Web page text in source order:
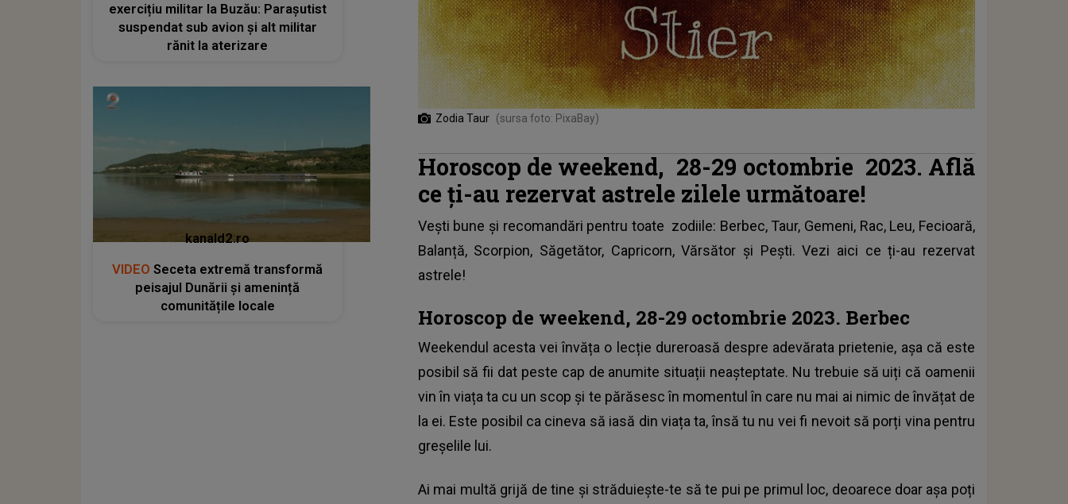
Zodia Taur (sursa foto: PixaBay)
Horoscop de weekend, 28-29 octombrie 2023. Află
ce ți-au rezervat astrele zilele următoare!
Vești bune și recomandări pentru toate zodiile: Berbec, Taur, Gemeni, Rac, Leu, Fecioară,
Balanță, Scorpion, Săgetător, Capricorn, Vărsător și Pești. Vezi aici ce ți-au rezervat
astrele!
Horoscop de weekend, 28-29 octombrie 2023. Berbec
Weekendul acesta vei învăța o lecție dureroasă despre adevărata prietenie, așa că este
posibil să fii dat peste cap de anumite situații neașteptate. Nu trebuie să uiți că oamenii
vin în viața ta cu un scop și te părăsesc în momentul în care nu mai ai nimic de învățat de
la ei. Este posibil ca cineva să iasă din viața ta, însă tu nu vei fi nevoit să porți vina pentru
greșelile lui.
Ai mai multă grijă de tine și străduiește-te să te pui pe primul loc, deoarece doar așa poți
exercițiu militar la Buzău: Parașutist
suspendat sub avion și alt militar
rănit la aterizare
kanald2.ro
VIDEO Seceta extremă transformă
peisajul Dunării și amenință
comunitățile locale